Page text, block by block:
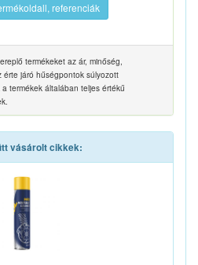
referenciák
termékeket az ár, minőség,
járó hűségpontok súlyozott
termékek általában teljes értékű
vásárolt cikkek: